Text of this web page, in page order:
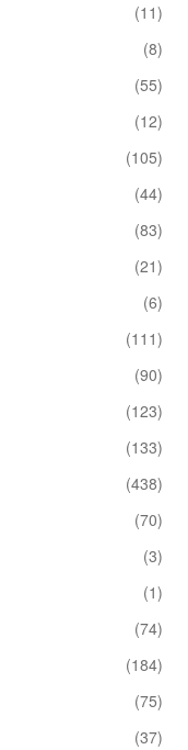
(11)
(8)
(55)
(12)
(105)
(44)
(83)
(21)
(6)
(111)
(90)
(123)
(133)
(438)
(70)
(3)
(1)
(74)
(184)
(75)
(37)